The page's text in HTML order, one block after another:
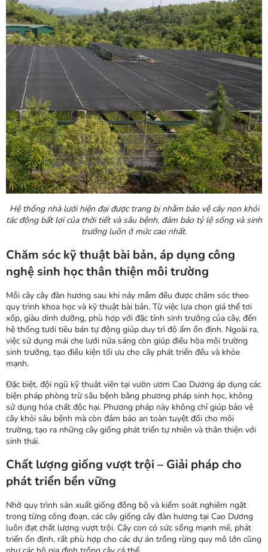
Hệ thống nhà lưới hiện đại được trang bị nhằm bảo vệ cây non khỏi
tác động bất lợi của thời tiết và sâu bệnh, đảm bảo tỷ lệ sống và sinh
trưởng luôn ở mức cao nhất.
Chăm sóc kỹ thuật bài bản, áp dụng công
nghệ sinh học thân thiện môi trường
Mỗi cây cây đàn hương sau khi nảy mầm đều được chăm sóc theo
quy trình khoa học và kỹ thuật bài bản. Từ việc lựa chọn giá thể tơi
xốp, giàu dinh dưỡng, phù hợp với đặc tính sinh trưởng của cây, đến
hệ thống tưới tiêu bán tự động giúp duy trì độ ẩm ổn định. Ngoài ra,
việc sử dụng mái che lưới nửa sáng còn giúp điều hòa môi trường
sinh trưởng, tạo điều kiện tối ưu cho cây phát triển đều và khỏe
mạnh.
Đặc biệt, đội ngũ kỹ thuật viên tại vườn ươm Cao Dương áp dụng các
biện pháp phòng trừ sâu bệnh bằng phương pháp sinh học, không
sử dụng hóa chất độc hại. Phương pháp này không chỉ giúp bảo vệ
cây khỏi sâu bệnh mà còn đảm bảo an toàn tuyệt đối cho môi
trường, tạo ra những cây giống phát triển tự nhiên và thân thiện với
sinh thái.
Chất lượng giống vượt trội – Giải pháp cho
phát triển bền vững
Nhờ quy trình sản xuất giống đồng bộ và kiểm soát nghiêm ngặt
trong từng công đoạn, các cây giống cây đàn hương tại Cao Dương
luôn đạt chất lượng vượt trội. Cây con có sức sống mạnh mẽ, phát
triển ổn định, rất phù hợp cho các dự án trồng rừng quy mô lớn cũng